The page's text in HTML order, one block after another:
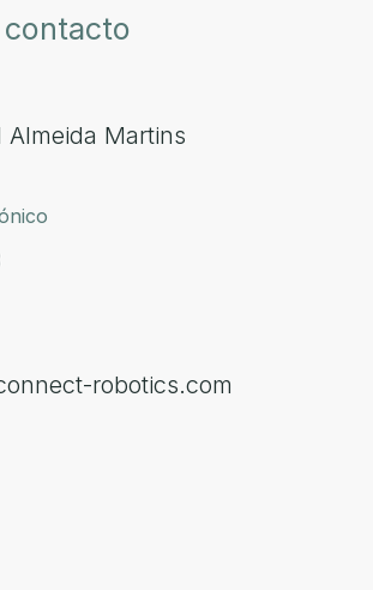
Martins
robotics.com